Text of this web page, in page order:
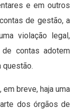
e em outros
de gestão, a
violação legal,
contas adotem
questão.
breve, haja uma
dos órgãos de